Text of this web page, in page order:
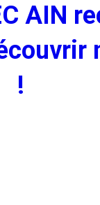
AIN
!